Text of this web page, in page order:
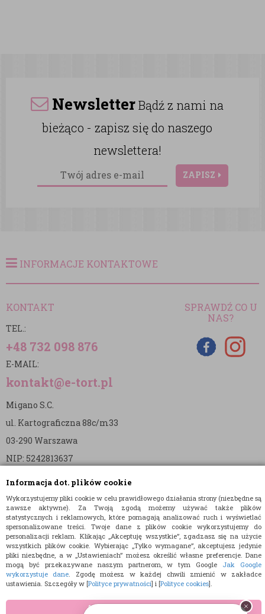
Informacja dot. plików cookie
Wykorzystujemy pliki cookie w celu prawidłowego działania strony (niezbędne są
zawsze aktywne). Za Twoją zgodą możemy używać także plików
statystycznych i reklamowych, które pomagają analizować ruch i wyświetlać
spersonalizowane treści. Twoje dane z plików cookie wykorzystujemy do
personalizacji reklam. Klikając „Akceptuję wszystkie”, zgadzasz się na użycie
wszystkich plików cookie. Wybierając „Tylko wymagane”, akceptujesz jedynie
pliki niezbędne, a w „Ustawieniach” możesz określić własne preferencje. Dane
mogą być przekazywane naszym partnerom, w tym Google Jak Google
wykorzystuje dane. Zgodę możesz w każdej chwili zmienić w zakładce
ustawienia. Szczegóły w [Polityce prywatności] i [Polityce cookies].
AKCEPTUJĘ WSZYSTKIE
NewsletterBądź z nami na
bieżąco - zapisz się do naszego
newslettera!
ZAPISZ
INFORMACJE KONTAKTOWE
KONTAKT
TEL.:
+48 732 098 876
E-MAIL:
kontakt@e-tort.pl
Migano S.C.
ul. Kartograficzna 88c/m33
03-290 Warszawa
NIP: 5242813637
Nr konta (mBank):
36 1140 2004 0000 3902 8144 2737
SPRAWDŹ CO U
NAS?
© 2015 E-TORT.PL - WSZELKIE PRAWA ZASTRZEŻONE
PROJEKT I OPROGRAMOWANIE SKLEPU:EBEXO